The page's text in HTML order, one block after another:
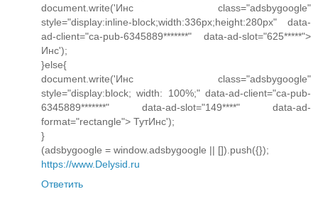
document.write('Инс class="adsbygoogle"
style="display:inline-block;width:336px;height:280px" data-
ad-client="ca-pub-6345889*******" data-ad-slot="625*****">
Инс');
}else{
document.write('Инс class="adsbygoogle"
style="display:block; width: 100%;" data-ad-client="ca-pub-
6345889*******" data-ad-slot="149****" data-ad-
format="rectangle"> ТутИнс');
}
(adsbygoogle = window.adsbygoogle || []).push({});
https://www.Delysid.ru
Ответить